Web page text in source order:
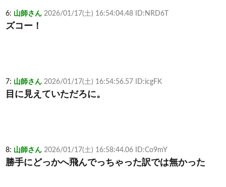
6: 山師さん 2026/01/17(土) 16:54:04.48 ID:NRD6T
ズコー！
7: 山師さん 2026/01/17(土) 16:54:56.57 ID:icgFK
目に見えていただろに。
8: 山師さん 2026/01/17(土) 16:58:44.06 ID:Co9mY
勝手にどっかへ飛んでっちゃった訳では無かった